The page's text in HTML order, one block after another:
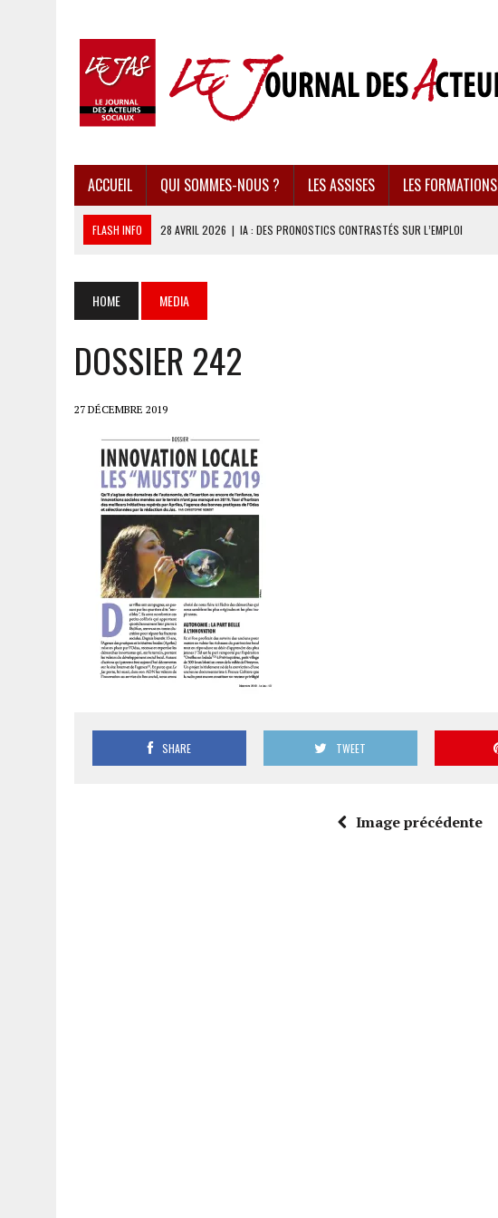
ACCUEIL QUI SOMMES-NOUS ? LES ASSISES LES FORMATIONS
FLASH INFO 28 AVRIL 2026 | IA : DES PRONOSTICS CONTRASTÉS SUR L’EMPLOI
28 AVRIL 2026 | PRESSE D’INFORMATION : UNE ÉCONOMIE DANGEREUSEMENT FRAGILISÉE
28 AVRIL 2026 | CARAÏBES : LES RÉCIFS CORALLIENS AU BORD DE L’EFFONDREMENT
HOME MEDIA
DOSSIER 242
27 DÉCEMBRE 2019
SHARE TWEET
Image précédente